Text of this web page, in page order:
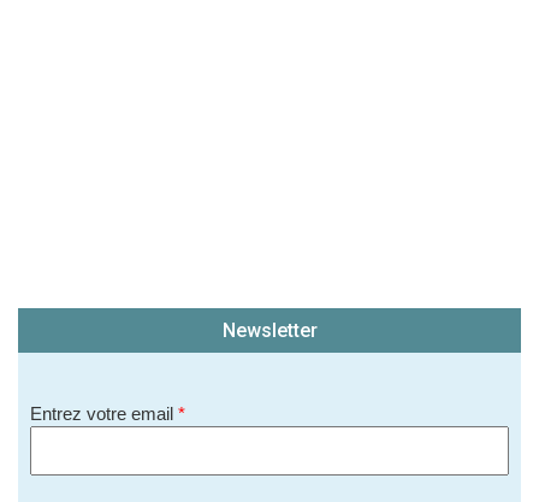
Newsletter
Entrez votre email *